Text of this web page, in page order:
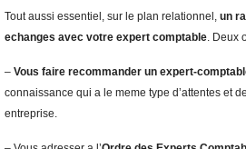
Tout aussi essentiel, sur le plan relationnel, un
echanges avec votre expert comptable. Deux
– Vous faire recommander un expert-
connaissance qui a le meme type d’attentes et
entreprise.